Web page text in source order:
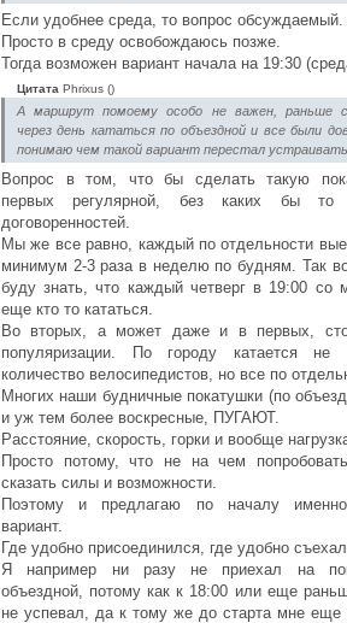
Если удобнее среда, то вопрос обсуждаемый.
Просто в среду освобождаюсь позже.
Тогда возможен вариант начала на 19:30
Цитата Phrixus ()
А маршрут помоему особо не важен, раньше
через день кататься по объездной и все были
понимаю чем такой вариант перестал устраивать
Вопрос в том, что бы сделать такую
первых регулярной, без каких бы
договоренностей.
Мы же все равно, каждый по отдельности
минимум 2-3 раза в неделю по будням. Так
буду знать, что каждый четверг в 19:00 со
еще кто то кататься.
Во вторых, а может даже и в первых,
популяризации. По городу катается не
количество велосипедистов, но все по
Многих наши будничные покатушки (по
и уж тем более воскресные, ПУГАЮТ.
Расстояние, скорость, горки и вообще
Просто потому, что не на чем
сказать силы и возможности.
Поэтому и предлагаю по началу именно
вариант.
Где удобно присоединился, где удобно
Я например ни разу не приехал на
объездной, потому как к 18:00 или еще
не успевал, да к тому же до старта мне